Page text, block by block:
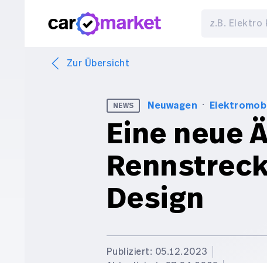
Zur Übersicht
NEWS Neuwagen ·
Eine neue
Design
Publiziert: 05.12.2023